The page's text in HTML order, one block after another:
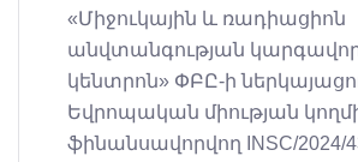
«Միջուկային և ռադիացիոն
անվտանգության
կենտրոն» ՓԲԸ-ի
Եվրոպական միության
ֆինանսավորվող INSC/2024/